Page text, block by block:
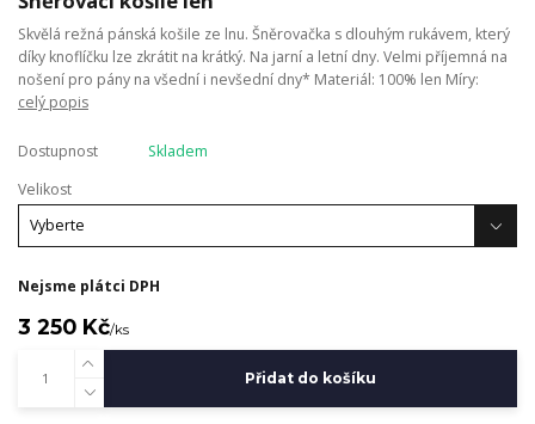
Skvělá režná pánská košile ze lnu. Šněrovačka s dlouhým rukávem, který
díky knoflíčku lze zkrátit na krátký. Na jarní a letní dny. Velmi příjemná na
nošení pro pány na všední i nevšední dny* Materiál: 100% len Míry:
celý popis
Dostupnost
Skladem
Velikost
Nejsme plátci DPH
3 250 Kč/ks
Přidat do košíku